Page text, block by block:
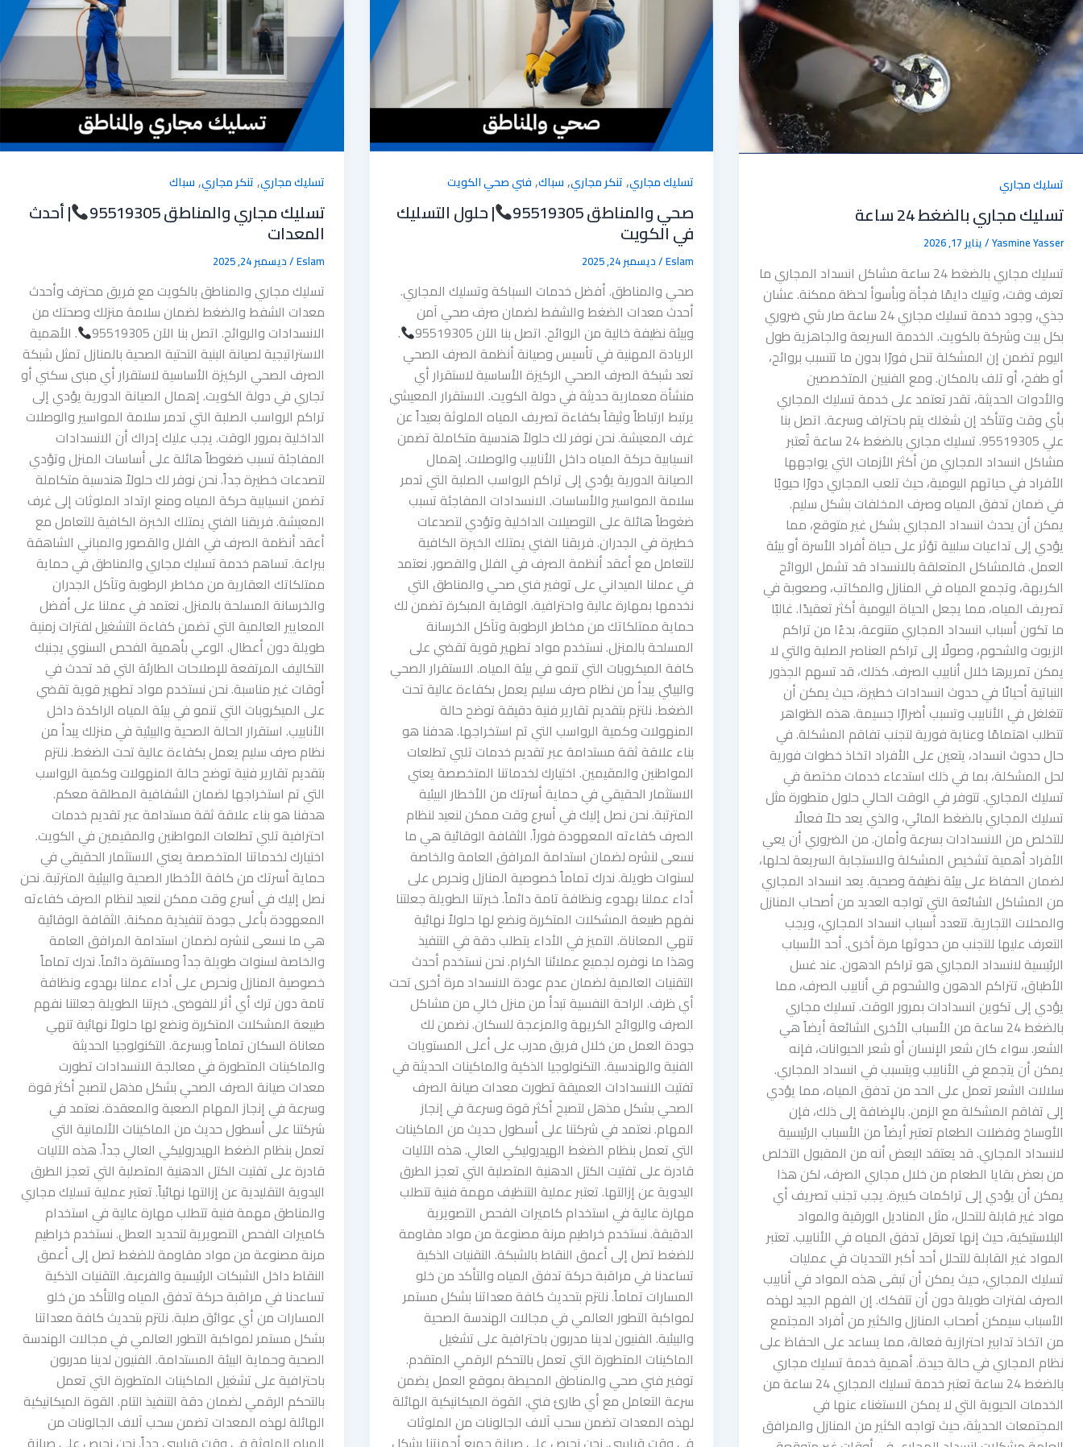
تسليك مجاري
تسليك مجاري بالضغط 24 ساعة
Yasmine Yasser
/يناير 17, 2026
تسليك مجاري بالضغط 24 ساعة مشاكل انسداد المجاري ما
تعرف وقت، وتييك دايمًا فجأة وبأسوأ لحظة ممكنة. عشان
جذي، وجود خدمة تسليك مجاري 24 ساعة صار شي ضروري
بكل بيت وشركة بالكويت. الخدمة السريعة والجاهزية طول
اليوم تضمن إن المشكلة تنحل فورًا بدون ما تتسبب بروائح،
أو طفح، أو تلف بالمكان. ومع الفنيين المتخصصين
والأدوات الحديثة، تقدر تعتمد على خدمة تسليك المجاري
بأي وقت وتتأكد إن شغلك يتم باحتراف وسرعة. اتصل بنا
علي 95519305. تسليك مجاري بالضغط 24 ساعة تُعتبر
مشاكل انسداد المجاري من أكثر الأزمات التي يواجهها
الأفراد في حياتهم اليومية، حيث تلعب المجاري دورًا حيويًا
في ضمان تدفق المياه وصرف المخلفات بشكل سليم.
يمكن أن يحدث انسداد المجاري بشكل غير متوقع، مما
يؤدي إلى تداعيات سلبية تؤثر على حياة أفراد الأسرة أو بيئة
العمل. فالمشاكل المتعلقة بالانسداد قد تشمل الروائح
الكريهة، وتجمع المياه في المنازل والمكاتب، وصعوبة في
تصريف المياه، مما يجعل الحياة اليومية أكثر تعقيدًا. غالبًا
ما تكون أسباب انسداد المجاري متنوعة، بدءًا من تراكم
الزيوت والشحوم، وصولًا إلى تراكم العناصر الصلبة والتي لا
يمكن تمريرها خلال أنابيب الصرف. كذلك، قد تسهم الجذور
النباتية أحيانًا في حدوث انسدادات خطيرة، حيث يمكن أن
تتغلغل في الأنابيب وتسبب أضرارًا جسيمة. هذه الظواهر
تتطلب اهتمامًا وعناية فورية لتجنب تفاقم المشكلة. في
حال حدوث انسداد، يتعين على الأفراد اتخاذ خطوات فورية
لحل المشكلة، بما في ذلك استدعاء خدمات مختصة في
تسليك المجاري. تتوفر في الوقت الحالي حلول متطورة مثل
تسليك المجاري بالضغط المائي، والذي يعد حلاً فعالًا
للتخلص من الانسدادات بسرعة وأمان. من الضروري أن يعي
الأفراد أهمية تشخيص المشكلة والاستجابة السريعة لحلها،
لضمان الحفاظ على بيئة نظيفة وصحية. يعد انسداد المجاري
من المشاكل الشائعة التي تواجه العديد من أصحاب المنازل
والمحلات التجارية. تتعدد أسباب انسداد المجاري، ويجب
التعرف عليها للتجنب من حدوثها مرة أخرى. أحد الأسباب
الرئيسية لانسداد المجاري هو تراكم الدهون. عند غسل
الأطباق، تتراكم الدهون والشحوم في أنابيب الصرف، مما
يؤدي إلى تكوين انسدادات بمرور الوقت. تسليك مجاري
بالضغط 24 ساعة من الأسباب الأخرى الشائعة أيضاً هي
الشعر. سواء كان شعر الإنسان أو شعر الحيوانات، فإنه
يمكن أن يتجمع في الأنابيب ويتسبب في انسداد المجاري.
سلالات الشعر تعمل على الحد من تدفق المياه، مما يؤدي
إلى تفاقم المشكلة مع الزمن. بالإضافة إلى ذلك، فإن
الأوساخ وفضلات الطعام تعتبر أيضاً من الأسباب الرئيسية
لانسداد المجاري. قد يعتقد البعض أنه من المقبول التخلص
من بعض بقايا الطعام من خلال مجاري الصرف، لكن هذا
يمكن أن يؤدي إلى تراكمات كبيرة. يجب تجنب تصريف أي
مواد غير قابلة للتحلل، مثل المناديل الورقية والمواد
البلاستيكية، حيث إنها تعرقل تدفق المياه في الأنابيب. تعتبر
المواد غير القابلة للتحلل أحد أكبر التحديات في عمليات
تسليك المجاري، حيث يمكن أن تبقى هذه المواد في أنابيب
الصرف لفترات طويلة دون أن تتفكك. إن الفهم الجيد لهذه
الأسباب سيمكن أصحاب المنازل والكثير من أفراد المجتمع
من اتخاذ تدابير احترازية فعالة، مما يساعد على الحفاظ على
نظام المجاري في حالة جيدة. أهمية خدمة تسليك مجاري
بالضغط 24 ساعة تعتبر خدمة تسليك المجاري 24 ساعة من
الخدمات الحيوية التي لا يمكن الاستغناء عنها في
المجتمعات الحديثة، حيث تواجه الكثير من المنازل والمرافق
تسليك مجاري,تنكر مجاري,سباك,فني صحي الكويت
صحي والمناطق 95519305 | حلول التسليك
في الكويت
Eslam
/ديسمبر 24, 2025
صحي والمناطق. أفضل خدمات السباكة وتسليك المجاري.
أحدث معدات الضغط والشفط لضمان صرف صحي آمن
وبيئة نظيفة خالية من الروائح. اتصل بنا الآن 95519305
.
الريادة المهنية في تأسيس وصيانة أنظمة الصرف الصحي
تعد شبكة الصرف الصحي الركيزة الأساسية لاستقرار أي
منشأة معمارية حديثة في دولة الكويت. الاستقرار المعيشي
يرتبط ارتباطاً وثيقاً بكفاءة تصريف المياه الملوثة بعيداً عن
غرف المعيشة. نحن نوفر لك حلولاً هندسية متكاملة تضمن
انسيابية حركة المياه داخل الأنابيب والوصلات. إهمال
الصيانة الدورية يؤدي إلى تراكم الرواسب الصلبة التي تدمر
سلامة المواسير والأساسات. الانسدادات المفاجئة تسبب
ضغوطاً هائلة على التوصيلات الداخلية وتؤدي لتصدعات
خطيرة في الجدران. فريقنا الفني يمتلك الخبرة الكافية
للتعامل مع أعقد أنظمة الصرف في الفلل والقصور. نعتمد
في عملنا الميداني على توفير فني صحي والمناطق التي
نخدمها بمهارة عالية واحترافية. الوقاية المبكرة تضمن لك
حماية ممتلكاتك من مخاطر الرطوبة وتآكل الخرسانة
المسلحة بالمنزل. نستخدم مواد تطهير قوية تقضي على
كافة الميكروبات التي تنمو في بيئة المياه. الاستقرار الصحي
والبيئي يبدأ من نظام صرف سليم يعمل بكفاءة عالية تحت
الضغط. نلتزم بتقديم تقارير فنية دقيقة توضح حالة
المنهولات وكمية الرواسب التي تم استخراجها. هدفنا هو
بناء علاقة ثقة مستدامة عبر تقديم خدمات تلبي تطلعات
المواطنين والمقيمين. اختيارك لخدماتنا المتخصصة يعني
الاستثمار الحقيقي في حماية أسرتك من الأخطار البيئية
المترتبة. نحن نصل إليك في أسرع وقت ممكن لنعيد لنظام
الصرف كفاءته المعهودة فوراً. الثقافة الوقائية هي ما
نسعى لنشره لضمان استدامة المرافق العامة والخاصة
لسنوات طويلة. ندرك تماماً خصوصية المنازل ونحرص على
أداء عملنا بهدوء ونظافة تامة دائماً. خبرتنا الطويلة جعلتنا
نفهم طبيعة المشكلات المتكررة ونضع لها حلولاً نهائية
تنهي المعاناة. التميز في الأداء يتطلب دقة في التنفيذ
وهذا ما نوفره لجميع عملائنا الكرام. نحن نستخدم أحدث
التقنيات العالمية لضمان عدم عودة الانسداد مرة أخرى تحت
أي ظرف. الراحة النفسية تبدأ من منزل خالي من مشاكل
الصرف والروائح الكريهة والمزعجة للسكان. نضمن لك
جودة العمل من خلال فريق مدرب على أعلى المستويات
الفنية والهندسية. التكنولوجيا الذكية والماكينات الحديثة في
تفتيت الانسدادات العميقة تطورت معدات صيانة الصرف
الصحي بشكل مذهل لتصبح أكثر قوة وسرعة في إنجاز
المهام. نعتمد في شركتنا على أسطول حديث من الماكينات
التي تعمل بنظام الضغط الهيدروليكي العالي. هذه الآليات
قادرة على تفتيت الكتل الدهنية المتصلبة التي تعجز الطرق
اليدوية عن إزالتها. تعتبر عملية التنظيف مهمة فنية تتطلب
مهارة عالية في استخدام كاميرات الفحص التصويرية
الدقيقة. نستخدم خراطيم مرنة مصنوعة من مواد مقاومة
للضغط تصل إلى أعمق النقاط بالشبكة. التقنيات الذكية
تساعدنا في مراقبة حركة تدفق المياه والتأكد من خلو
المسارات تماماً. نلتزم بتحديث كافة معداتنا بشكل مستمر
لمواكبة التطور العالمي في مجالات الهندسة الصحية
والبيئية. الفنيون لدينا مدربون باحترافية على تشغيل
الماكينات المتطورة التي تعمل بالتحكم الرقمي المتقدم.
توفير فني صحي والمناطق المحيطة بموقع العمل يضمن
سرعة التعامل مع أي طارئ فني. القوة الميكانيكية الهائلة
لهذه المعدات تضمن سحب آلاف الجالونات من الملوثات
تسليك مجاري,تنكر مجاري,سباك
تسليك مجاري والمناطق 95519305 | أحدث
المعدات
Eslam
/ديسمبر 24, 2025
تسليك مجاري والمناطق بالكويت مع فريق محترف وأحدث
معدات الشفط والضغط لضمان سلامة منزلك وصحتك من
الانسدادات والروائح. اتصل بنا الآن 95519305
. الأهمية
الاستراتيجية لصيانة البنية التحتية الصحية بالمنازل تمثل شبكة
الصرف الصحي الركيزة الأساسية لاستقرار أي مبنى سكني أو
تجاري في دولة الكويت. إهمال الصيانة الدورية يؤدي إلى
تراكم الرواسب الصلبة التي تدمر سلامة المواسير والوصلات
الداخلية بمرور الوقت. يجب عليك إدراك أن الانسدادات
المفاجئة تسبب ضغوطاً هائلة على أساسات المنزل وتؤدي
لتصدعات خطيرة جداً. نحن نوفر لك حلولاً هندسية متكاملة
تضمن انسيابية حركة المياه ومنع ارتداد الملوثات إلى غرف
المعيشة. فريقنا الفني يمتلك الخبرة الكافية للتعامل مع
أعقد أنظمة الصرف في الفلل والقصور والمباني الشاهقة
ببراعة. تساهم خدمة تسليك مجاري والمناطق في حماية
ممتلكاتك العقارية من مخاطر الرطوبة وتآكل الجدران
والخرسانة المسلحة بالمنزل. نعتمد في عملنا على أفضل
المعايير العالمية التي تضمن كفاءة التشغيل لفترات زمنية
طويلة دون أعطال. الوعي بأهمية الفحص السنوي يجنبك
التكاليف المرتفعة للإصلاحات الطارئة التي قد تحدث في
أوقات غير مناسبة. نحن نستخدم مواد تطهير قوية تقضي
على الميكروبات التي تنمو في بيئة المياه الراكدة داخل
الأنابيب. استقرار الحالة الصحية والبيئية في منزلك يبدأ من
نظام صرف سليم يعمل بكفاءة عالية تحت الضغط. نلتزم
بتقديم تقارير فنية توضح حالة المنهولات وكمية الرواسب
التي تم استخراجها لضمان الشفافية المطلقة معكم.
هدفنا هو بناء علاقة ثقة مستدامة عبر تقديم خدمات
احترافية تلبي تطلعات المواطنين والمقيمين في الكويت.
اختيارك لخدماتنا المتخصصة يعني الاستثمار الحقيقي في
حماية أسرتك من كافة الأخطار الصحية والبيئية المترتبة. نحن
نصل إليك في أسرع وقت ممكن لنعيد لنظام الصرف كفاءته
المعهودة بأعلى جودة تنفيذية ممكنة. الثقافة الوقائية
هي ما نسعى لنشره لضمان استدامة المرافق العامة
والخاصة لسنوات طويلة جداً ومستقرة دائماً. ندرك تماماً
خصوصية المنازل ونحرص على أداء عملنا بهدوء ونظافة
تامة دون ترك أي أثر للفوضى. خبرتنا الطويلة جعلتنا نفهم
طبيعة المشكلات المتكررة ونضع لها حلولاً نهائية تنهي
معاناة السكان تماماً وبسرعة. التكنولوجيا الحديثة
والماكينات المتطورة في معالجة الانسدادات تطورت
معدات صيانة الصرف الصحي بشكل مذهل لتصبح أكثر قوة
وسرعة في إنجاز المهام الصعبة والمعقدة. نعتمد في
شركتنا على أسطول حديث من الماكينات الألمانية التي
تعمل بنظام الضغط الهيدروليكي العالي جداً. هذه الآليات
قادرة على تفتيت الكتل الدهنية المتصلبة التي تعجز الطرق
اليدوية التقليدية عن إزالتها نهائياً. تعتبر عملية تسليك مجاري
والمناطق مهمة فنية تتطلب مهارة عالية في استخدام
كاميرات الفحص التصويرية لتحديد العطل. نستخدم خراطيم
مرنة مصنوعة من مواد مقاومة للضغط تصل إلى أعمق
النقاط داخل الشبكات الرئيسية والفرعية. التقنيات الذكية
تساعدنا في مراقبة حركة تدفق المياه والتأكد من خلو
المسارات من أي عوائق صلبة. نلتزم بتحديث كافة معداتنا
بشكل مستمر لمواكبة التطور العالمي في مجالات الهندسة
الصحية وحماية البيئة المستدامة. الفنيون لدينا مدربون
باحترافية على تشغيل الماكينات المتطورة التي تعمل
بالتحكم الرقمي لضمان دقة التنفيذ التام. القوة الميكانيكية
الهائلة لهذه المعدات تضمن سحب آلاف الجالونات من